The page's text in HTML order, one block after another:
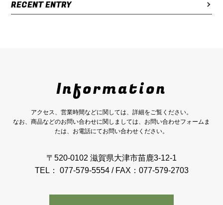
RECENT ENTRY
Information
アクセス、営業時間などに関しては、詳細をご覧ください。
なお、商品などのお問い合わせに関しましては、お問い合わせフォームま
たは、お電話にてお問い合わせください。
〒520-0102 滋賀県大津市苗鹿3-12-1
TEL： 077-579-5554 / FAX：077-579-2703